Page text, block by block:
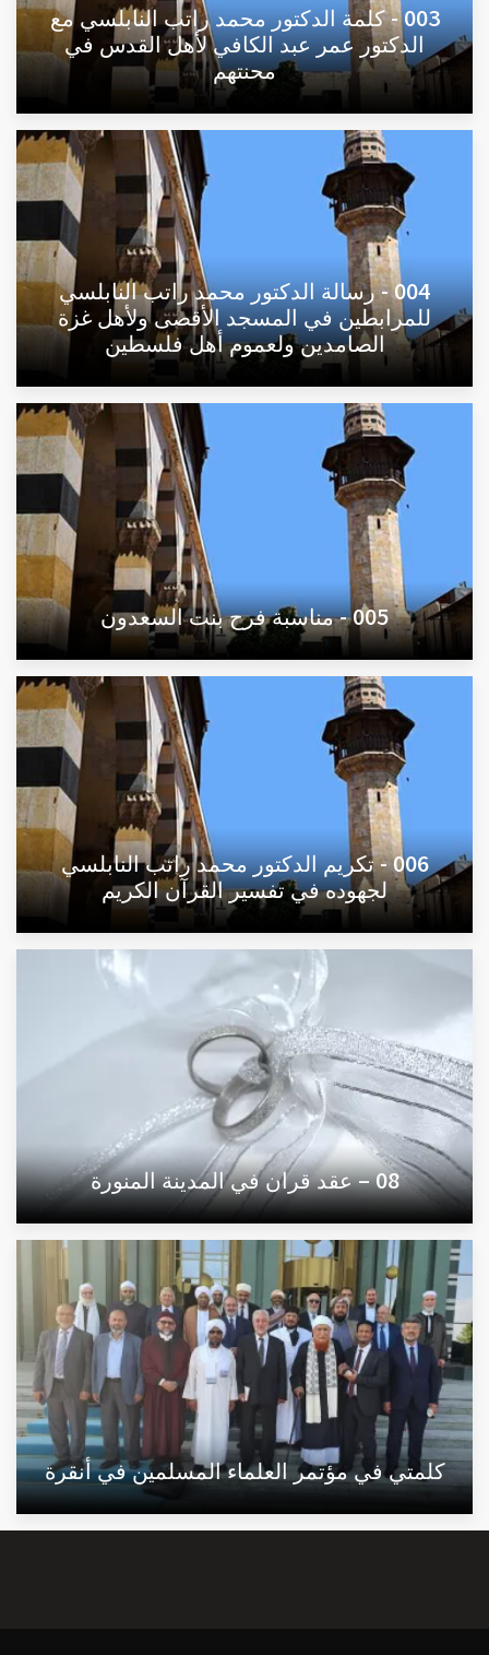
003 - كلمة الدكتور محمد راتب النابلسي مع
الدكتور عمر عبد الكافي لأهل القدس في
محنتهم
004 - رسالة الدكتور محمد راتب النابلسي
للمرابطين في المسجد الأقصى ولأهل غزة
الصامدين ولعموم أهل فلسطين
005 - مناسبة فرح بنت السعدون
006 - تكريم الدكتور محمد راتب النابلسي
لجهوده في تفسير القرآن الكريم
08 – عقد قران في المدينة المنورة
كلمتي في مؤتمر العلماء المسلمين في أنقرة